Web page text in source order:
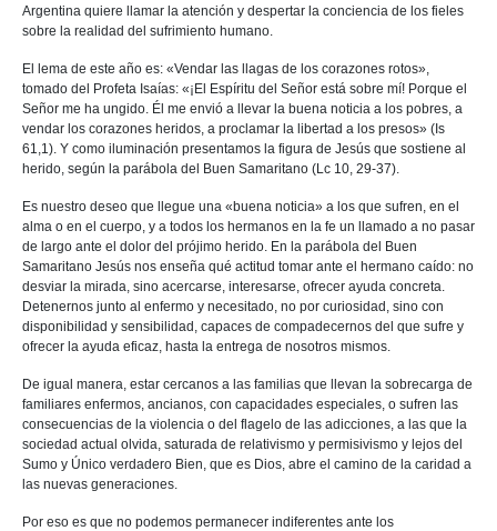
Argentina quiere llamar la atención y despertar la conciencia de los fieles
sobre la realidad del sufrimiento humano.
El lema de este año es: «Vendar las llagas de los corazones rotos»,
tomado del Profeta Isaías: «¡El Espíritu del Señor está sobre mí! Porque el
Señor me ha ungido. Él me envió a llevar la buena noticia a los pobres, a
vendar los corazones heridos, a proclamar la libertad a los presos» (Is
61,1). Y como iluminación presentamos la figura de Jesús que sostiene al
herido, según la parábola del Buen Samaritano (Lc 10, 29-37).
Es nuestro deseo que llegue una «buena noticia» a los que sufren, en el
alma o en el cuerpo, y a todos los hermanos en la fe un llamado a no pasar
de largo ante el dolor del prójimo herido. En la parábola del Buen
Samaritano Jesús nos enseña qué actitud tomar ante el hermano caído: no
desviar la mirada, sino acercarse, interesarse, ofrecer ayuda concreta.
Detenernos junto al enfermo y necesitado, no por curiosidad, sino con
disponibilidad y sensibilidad, capaces de compadecernos del que sufre y
ofrecer la ayuda eficaz, hasta la entrega de nosotros mismos.
De igual manera, estar cercanos a las familias que llevan la sobrecarga de
familiares enfermos, ancianos, con capacidades especiales, o sufren las
consecuencias de la violencia o del flagelo de las adicciones, a las que la
sociedad actual olvida, saturada de relativismo y permisivismo y lejos del
Sumo y Único verdadero Bien, que es Dios, abre el camino de la caridad a
las nuevas generaciones.
Por eso es que no podemos permanecer indiferentes ante los